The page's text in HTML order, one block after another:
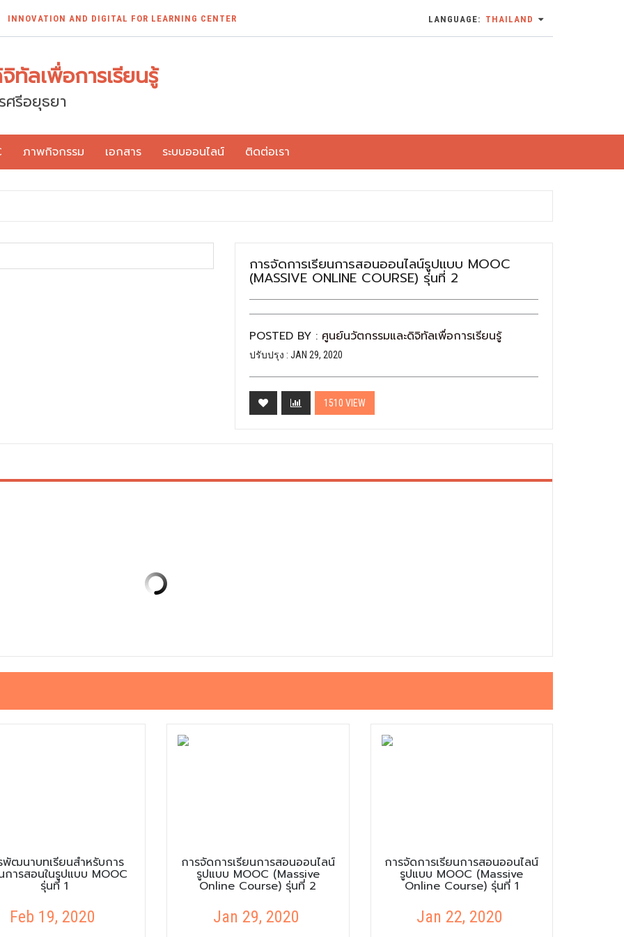
INNOVATION AND DIGITAL FOR LEARNING CENTER LANGUAGE: THAILAND
ลเพื่อการเรียนรู้
ศรีอยุธยา
ภาพกิจกรรม เอกสาร ระบบออนไลน์ ติดต่อเรา
การจัดการเรียนการสอนออนไลน์รูปแบบ MOOC
(MASSIVE ONLINE COURSE) รุ่นที่ 2
POSTED BY : ศูนย์นวัตกรรมและดิจิทัลเพื่อการเรียนรู้
ปรับปรุง : JAN 29, 2020
1510 VIEW
พัฒนาบทเรียนสำหรับการ
การสอนในรูปแบบ MOOC
รุ่นที่ 1
Feb 19, 2020
การจัดการเรียนการสอนออนไลน์
รูปแบบ MOOC (Massive
Online Course) รุ่นที่ 2
Jan 29, 2020
การจัดการเรียนการสอนออนไลน์
รูปแบบ MOOC (Massive
Online Course) รุ่นที่ 1
Jan 22, 2020